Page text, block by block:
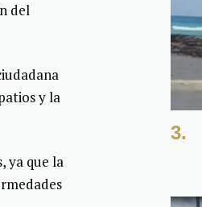
del
y la
ya que la